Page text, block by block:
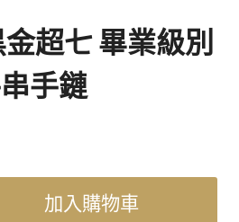
超七 畢業級別
手鏈
加入購物車